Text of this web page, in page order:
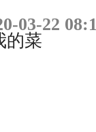
03-22
的菜